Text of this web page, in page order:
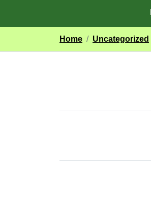
Home / Uncategorized